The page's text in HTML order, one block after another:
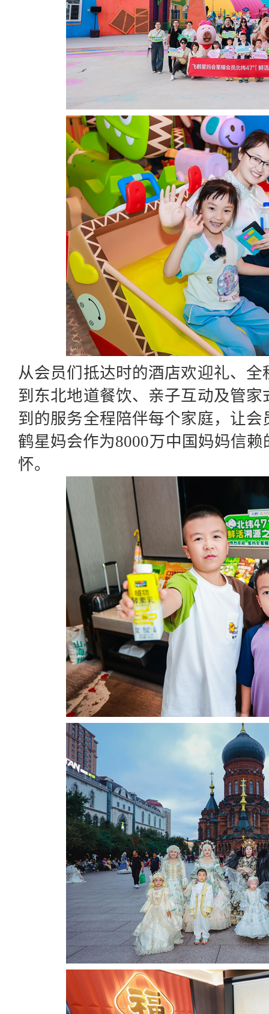
从会员们抵达时的酒店欢迎礼、
到东北地道餐饮、亲子互动及管
到的服务全程陪伴每个家庭，让
鹤星妈会作为8000万中国妈妈信
怀。